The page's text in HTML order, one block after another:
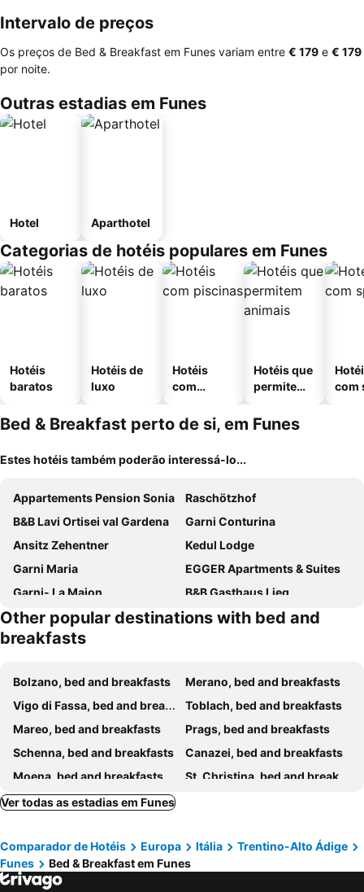
Intervalo de preços
Os preços de Bed & Breakfast em Funes variam entre ‎€ 179 e ‎€ 179
por noite.
Outras estadias em Funes
Hotel Aparthotel
Categorias de hotéis populares em Funes
Hotéis
baratos
Hotéis de
luxo
Hotéis
com
Hotéis que
permitem
com
Bed & Breakfast perto de si, em Funes
Estes hotéis também poderão interessá-lo...
Appartements Pension Sonia
Raschötzhof
B&B Lavi Ortisei val Gardena
Garni Conturina
Ansitz Zehentner
Kedul Lodge
Garni Maria
EGGER Apartments & Suites
Garni- La Majon
B&B Gasthaus Lieg
Waldfrieden
Garni Mia Co
B&B Bracun
Other popular destinations with bed and
breakfasts
Bolzano, bed and breakfasts
Merano, bed and breakfasts
Vigo di Fassa, bed and breakfasts
Toblach, bed and breakfasts
Mareo, bed and breakfasts
Prags, bed and breakfasts
Schenna, bed and breakfasts
Canazei, bed and breakfasts
Moena, bed and breakfasts
St. Christina, bed and breakfasts
Wolkenstein, bed and breakfasts
Corvara, bed and breakfasts
Kaltern am See, bed and breakfasts
Kiens, bed and breakfasts
Bressanone, bed and breakfasts
Ver todas as estadias em Funes
Comparador de Hotéis Europa Itália
Trentino-Alto Ádige
Funes
Bed & Breakfast em Funes